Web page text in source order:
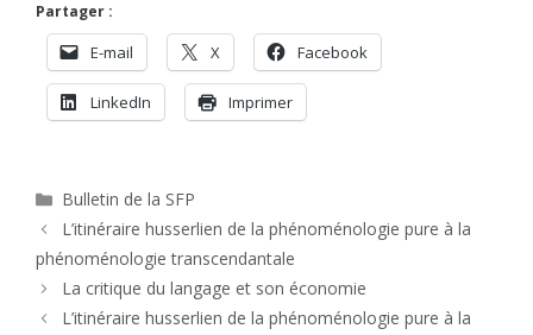
Partager :
E-mail X Facebook
LinkedIn Imprimer
Catégories
Bulletin de la SFP
L’itinéraire husserlien de la phénoménologie pure à la
phénoménologie transcendantale
La critique du langage et son économie
L’itinéraire husserlien de la phénoménologie pure à la